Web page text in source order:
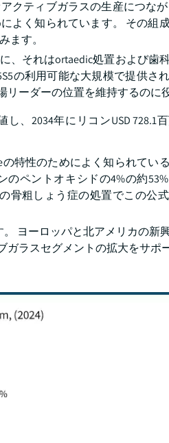
クティブガラスの生産につな
よく知られています。 その組
ます。
、それはortaedic処置および歯
の利用可能な大規模で提供さ
ーダーの位置を維持するのに
、2034年にリコンUSD 728.1
特性のためによく知られてい
ペントオキシドの4%の約
骨粗しょう症の処置でこの公
ヨーロッパと北アメリカの新
ラスセグメントの拡大をサポ